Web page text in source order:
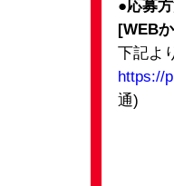
●応募
[WEB
下記よ
https://
通)